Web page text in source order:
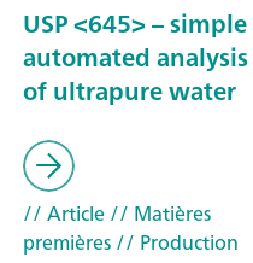
USP <645> – simple
automated analysis
of ultrapure water
// Article// Matières
premières// Production